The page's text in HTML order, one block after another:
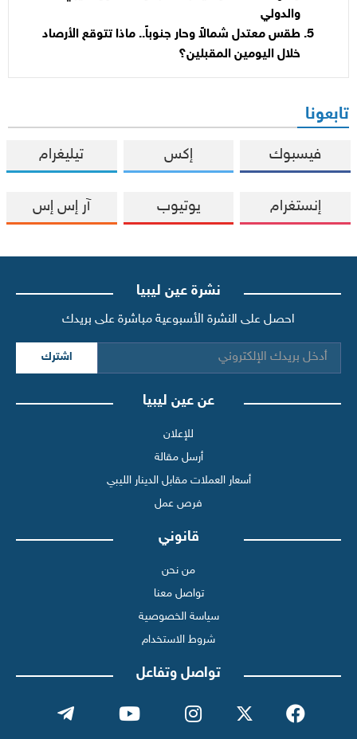
والدولي
طقس معتدل شمالاً وحار جنوباً.. ماذا تتوقع الأرصاد
خلال اليومين المقبلين؟
تابعونا
فيسبوك إكس تيليغرام
إنستغرام يوتيوب آر إس إس
نشرة عين ليبيا
احصل على النشرة الأسبوعية مباشرة على بريدك
اشترك
عن عين ليبيا
للإعلان
أرسل مقالة
أسعار العملات مقابل الدينار الليبي
فرص عمل
قانوني
من نحن
تواصل معنا
سياسة الخصوصية
شروط الاستخدام
تواصل وتفاعل